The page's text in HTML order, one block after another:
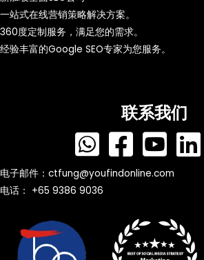
一站式在线营销策略解决方案。
360度定制服务，满足您的需求。
经验丰富的Google SEO专家为您服务。
联系我们
电子邮件： ctfung@youfindonline.com
电话： +65 9386 9036